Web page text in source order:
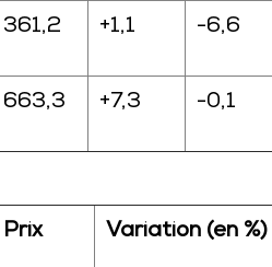
361,2 +1,1 -6,6
663,3 +7,3 -0,1
Prix Variation (en %)